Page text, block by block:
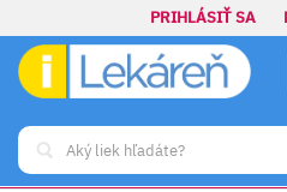
PRIHLÁSIŤ SA